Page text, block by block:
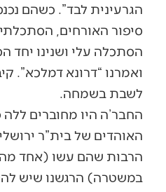
הגרעינית לבד”. כשהם
סיפור האורחים,
הסתכלה עלי ושנינו יחד
ואמרנו “דרונא דמלכא”.
לשבת בשמחה.
החבר’ה היו מחוברים ללה
האוהדים של בית”ר
במשטרה) הרגשנו שיש